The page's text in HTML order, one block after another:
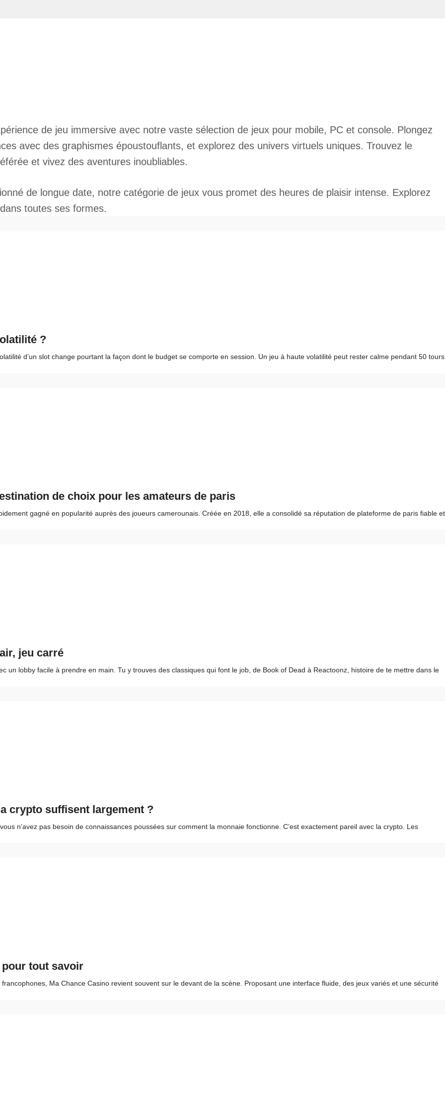
de jeu immersive avec notre vaste sélection de jeux pour mobile, PC et console. Plongez
avec des graphismes époustouflants, et explorez des univers virtuels uniques. Trouvez le
et vivez des aventures inoubliables.
de longue date, notre catégorie de jeux vous promet des heures de plaisir intense. Explorez
toutes ses formes.
?
d’un slot change pourtant la façon dont le budget se comporte en session. Un jeu à haute volatilité peut rester calme pendant 50 tours
de choix pour les amateurs de paris
gagné en popularité auprès des joueurs camerounais. Créée en 2018, elle a consolidé sa réputation de plateforme de paris fiable et
jeu carré
un lobby facile à prendre en main. Tu y trouves des classiques qui font le job, de Book of Dead à Reactoonz, histoire de te mettre dans le
crypto suffisent largement ?
n’avez pas besoin de connaissances poussées sur comment la monnaie fonctionne. C’est exactement pareil avec la crypto. Les
pour tout savoir
Ma Chance Casino revient souvent sur le devant de la scène. Proposant une interface fluide, des jeux variés et une sécurité